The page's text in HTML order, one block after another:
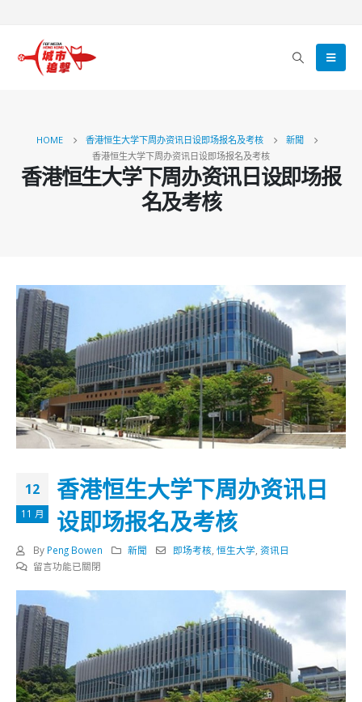
HOME 香港恒生大学下周办资讯日设即场报名及考核
新聞
香港恒生大学下周办资讯日设即场报名及考核
香港恒生大学下周办资讯日设即场报
名及考核
12
11 月
香港恒生大学下周办资讯日
设即场报名及考核
By Peng Bowen 新聞 即场考核 ,恒生大学 ,资讯日
在
恒
生
大
学
下
周
留言功能已關閉